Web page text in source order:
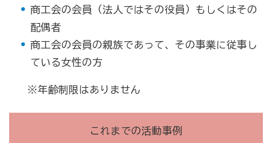
商工会の会員（法人ではその役員）もしくはその
配偶者
商工会の会員の親族であって、その事業に従事し
ている女性の方
※年齢制限はありません
これまでの活動事例
青年部について
セミナー・講習会情報